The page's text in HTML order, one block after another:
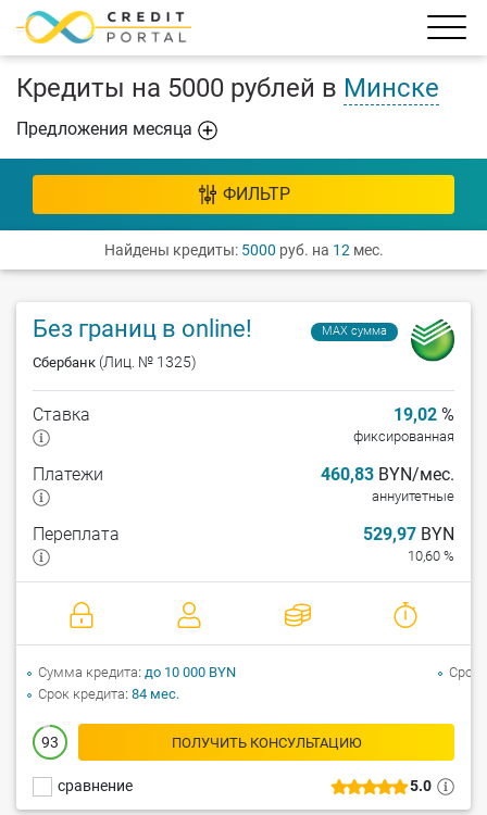
Кредиты на 5000 рублей в Минске
Предложения месяца
ФИЛЬТР
Найдены кредиты: 5000 руб. на 12 мес.
Без границ в online! MAX сумма
Сбербанк (Лиц. № 1325)
5.0
сравнение
Ставка 19,02 %
фиксированная
Платежи 460,83 BYN/мес.
аннуитетные
Переплата 529,97 BYN
10,60 %
93 ПОЛУЧИТЬ КОНСУЛЬТАЦИЮ
Сумма кредита до 10 000 BYN
Срок кредита 84 мес.
Срок